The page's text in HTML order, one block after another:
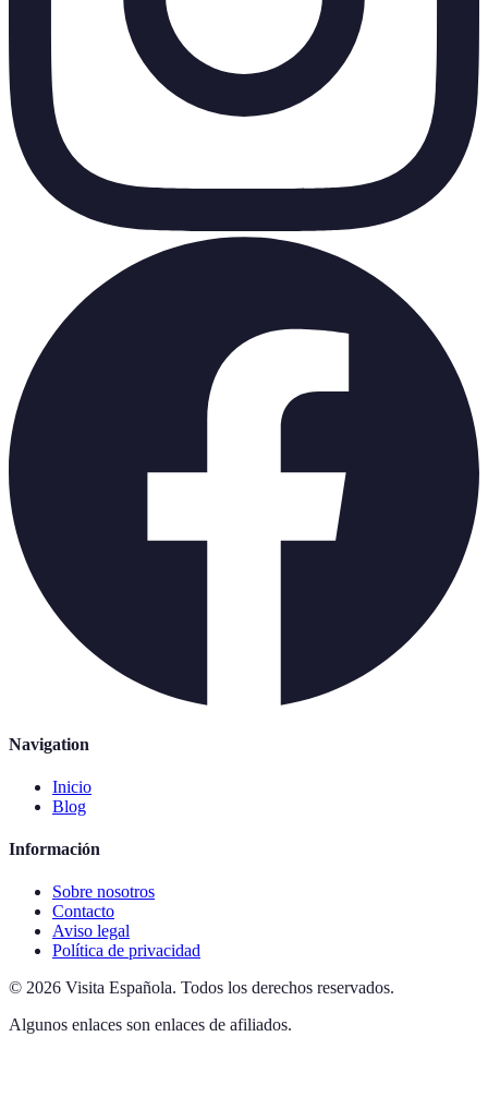
Navigation
Inicio
Blog
Información
Sobre nosotros
Contacto
Aviso legal
Política de privacidad
© 2026 Visita Española. Todos los derechos reservados.
Algunos enlaces son enlaces de afiliados.